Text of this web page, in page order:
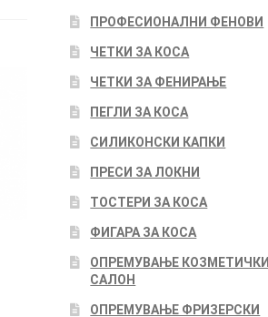
ПРОФЕСИОНАЛНИ ФЕНОВИ
ЧЕТКИ ЗА КОСА
ЧЕТКИ ЗА ФЕНИРАЊЕ
ПЕГЛИ ЗА КОСА
СИЛИКОНСКИ КАПКИ
ПРЕСИ ЗА ЛОКНИ
ТОСТЕРИ ЗА КОСА
ФИГАРА ЗА КОСА
ОПРЕМУВАЊЕ КОЗМЕТИЧКИ
САЛОН
ОПРЕМУВАЊЕ ФРИЗЕРСКИ